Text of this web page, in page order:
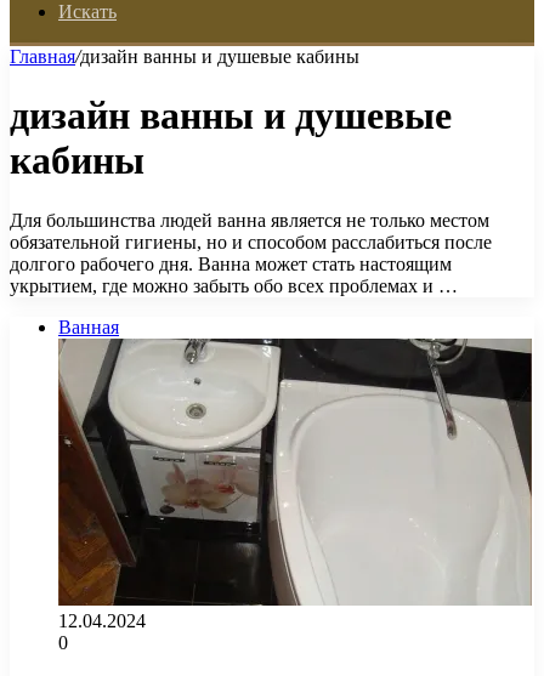
Искать
Главная/дизайн ванны и душевые кабины
дизайн ванны и душевые
кабины
Для большинства людей ванна является не только местом
обязательной гигиены, но и способом расслабиться после
долгого рабочего дня. Ванна может стать настоящим
укрытием, где можно забыть обо всех проблемах и …
Ванная
12.04.2024
0